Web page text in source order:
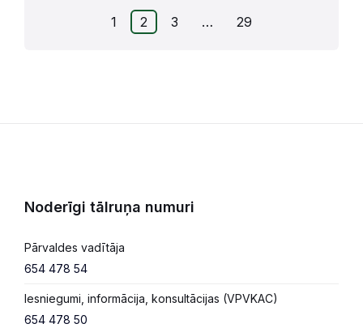
1 2 3 … 29
Noderīgi tālruņa numuri
Pārvaldes vadītāja
654 478 54
Iesniegumi, informācija, konsultācijas (VPVKAC)
654 478 50